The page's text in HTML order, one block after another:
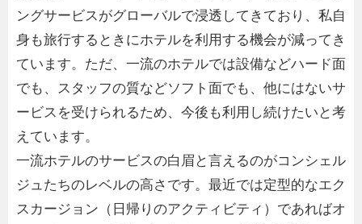
ングサービスがグローバルで浸透してきており、私自
身も旅行するときにホテルを利用する機会が減ってき
ています。ただ、一流のホテルでは設備などハード面
でも、スタッフの質などソフト面でも、他にはないサ
ービスを受けられるため、今後も利用し続けたいと考
えています。
一流ホテルのサービスの白眉と言えるのがコンシェル
ジュたちのレベルの高さです。最近では定型的なエク
スカージョン（日帰りのアクティビティ）であればオ